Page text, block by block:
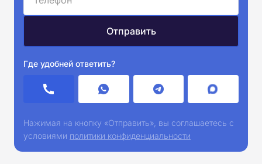
Где удобней ответить?
Нажимая на кнопку «Отправить», вы соглашаетесь с
условиями политики конфиденциальности